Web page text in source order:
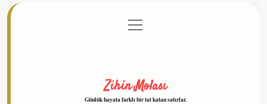
Gizlilik Politikası
menüyü
aç
Zihin Molası
Günlük hayata farklı bir tat katan satırlar.